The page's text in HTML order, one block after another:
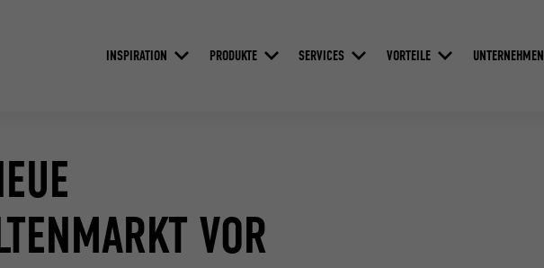
INSPIRATION PRODUKTE SERVICES VORTEILE UNTERNEHMEN
VOR